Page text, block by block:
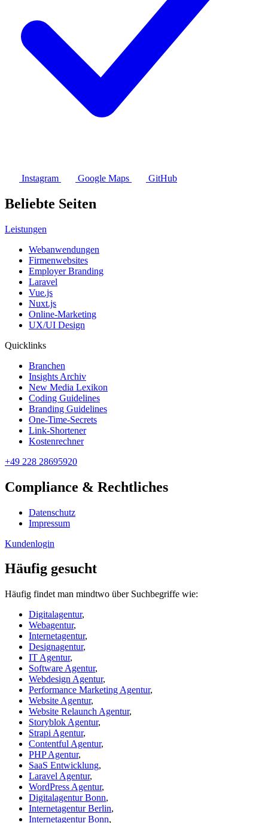
Instagram Google Maps GitHub
Beliebte Seiten
Leistungen
Webanwendungen
Firmenwebsites
Employer Branding
Laravel
Vue.js
Nuxt.js
Online-Marketing
UX/UI Design
Quicklinks
Branchen
Insights Archiv
New Media Lexikon
Coding Guidelines
Branding Guidelines
One-Time-Secrets
Link-Shortener
Kostenrechner
+49 228 28695920
Compliance & Rechtliches
Datenschutz
Impressum
Kundenlogin
Häufig gesucht
Häufig findet man mindtwo über Suchbegriffe wie:
Digitalagentur,
Webagentur,
Internetagentur,
Designagentur,
IT Agentur,
Software Agentur,
Webdesign Agentur,
Performance Marketing Agentur,
Website Agentur,
Website Relaunch Agentur,
Storyblok Agentur,
Strapi Agentur,
Contentful Agentur,
PHP Agentur,
SaaS Entwicklung,
Laravel Agentur,
WordPress Agentur,
Digitalagentur Bonn,
Internetagentur Berlin,
Internetagentur Bonn,